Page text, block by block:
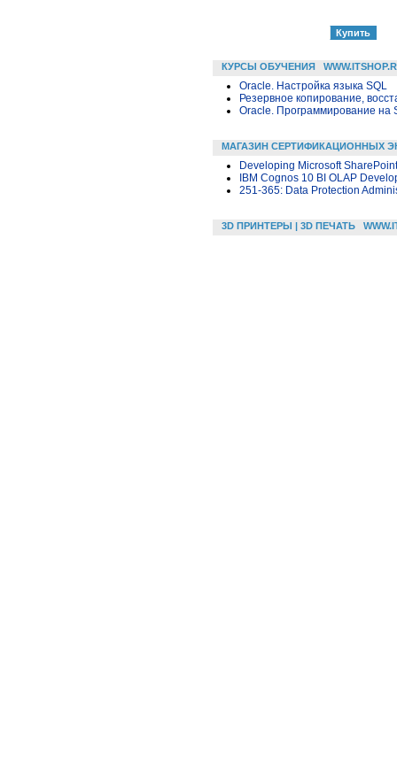
КУРСЫ ОБУЧЕНИЯ
Oracle. Настройка языка SQL
Резервное копирование,
Oracle. Программирование на
МАГАЗИН СЕРТИФИКАЦИОННЫХ
Developing Microsoft
IBM Cognos 10 BI OLAP
251-365: Data Protection
3D ПРИНТЕРЫ | 3D ПЕЧАТЬ